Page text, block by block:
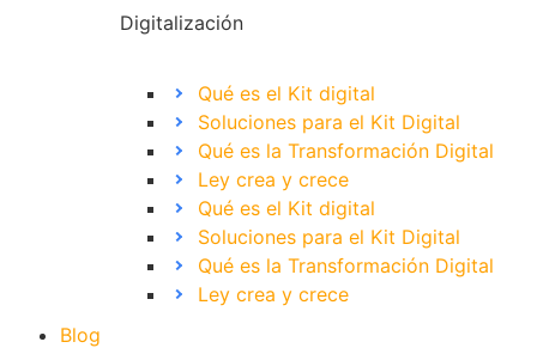
Digitalización
Qué es el Kit digital
Soluciones para el Kit Digital
Qué es la Transformación Digital
Ley crea y crece
Qué es el Kit digital
Soluciones para el Kit Digital
Qué es la Transformación Digital
Ley crea y crece
Blog